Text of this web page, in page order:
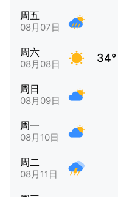
周五
08月07日
周六
08月08日 34°
周日
08月09日
周一
08月10日
周二
08月11日